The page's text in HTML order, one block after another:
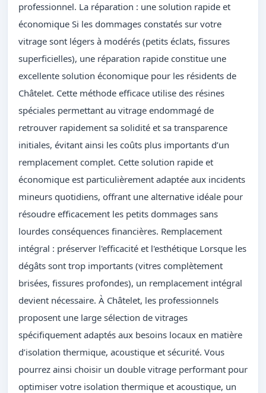
professionnel. La réparation : une solution rapide et
économique Si les dommages constatés sur votre
vitrage sont légers à modérés (petits éclats, fissures
superficielles), une réparation rapide constitue une
excellente solution économique pour les résidents de
Châtelet. Cette méthode efficace utilise des résines
spéciales permettant au vitrage endommagé de
retrouver rapidement sa solidité et sa transparence
initiales, évitant ainsi les coûts plus importants d’un
remplacement complet. Cette solution rapide et
économique est particulièrement adaptée aux incidents
mineurs quotidiens, offrant une alternative idéale pour
résoudre efficacement les petits dommages sans
lourdes conséquences financières. Remplacement
intégral : préserver l'efficacité et l'esthétique Lorsque les
dégâts sont trop importants (vitres complètement
brisées, fissures profondes), un remplacement intégral
devient nécessaire. À Châtelet, les professionnels
proposent une large sélection de vitrages
spécifiquement adaptés aux besoins locaux en matière
d’isolation thermique, acoustique et sécurité. Vous
pourrez ainsi choisir un double vitrage performant pour
optimiser votre isolation thermique et acoustique, un